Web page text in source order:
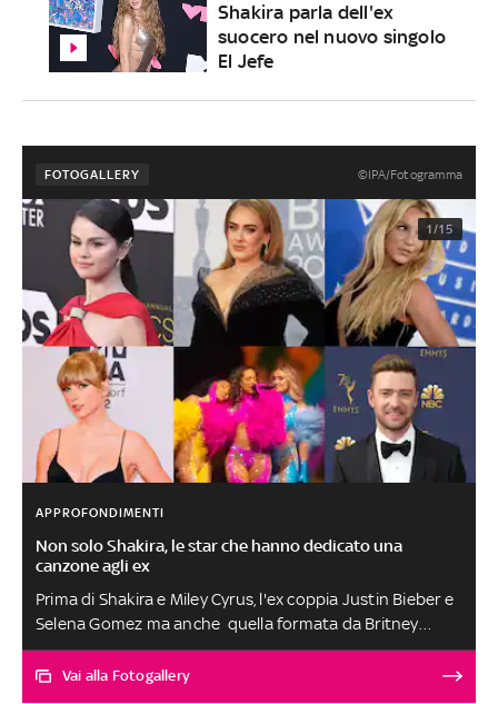
Shakira parla dell'ex
suocero nel nuovo singolo
El Jefe
FOTOGALLERY ©IPA/Fotogramma
1/15
APPROFONDIMENTI
Non solo Shakira, le star che hanno dedicato una
canzone agli ex
Prima di Shakira e Miley Cyrus, l'ex coppia Justin Bieber e
Selena Gomez ma anche quella formata da Britney
Spears e Justin Timberlake, senza dimenticare la
canzone di Ariana Grande e la trilogia delle Little Mix,
Vai alla Fotogallery